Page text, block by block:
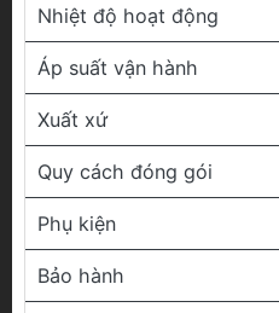
Nhiệt độ hoạt động
Áp suất vận hành
Xuất xứ
Quy cách đóng gói
Phụ kiện
Bảo hành